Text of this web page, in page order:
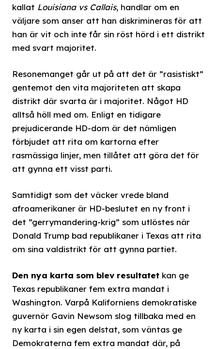
kallat Louisiana vs Callais, handlar om en
väljare som anser att han diskrimineras för att
han är vit och inte får sin röst hörd i ett distrikt
med svart majoritet.
Resonemanget går ut på att det är ”rasistiskt”
gentemot den vita majoriteten att skapa
distrikt där svarta är i majoritet. Något HD
alltså höll med om. Enligt en tidigare
prejudicerande HD-dom är det nämligen
förbjudet att rita om kartorna efter
rasmässiga linjer, men tillåtet att göra det för
att gynna ett visst parti.
Samtidigt som det väcker vrede bland
afroamerikaner är HD-beslutet en ny front i
det ”gerrymandering-krig” som utlöstes när
Donald Trump bad republikaner i Texas att rita
om sina valdistrikt för att gynna partiet.
Den nya karta som blev resultatet kan ge
Texas republikaner fem extra mandat i
Washington. Varpå Kaliforniens demokratiske
guvernör Gavin Newsom slog tillbaka med en
ny karta i sin egen delstat, som väntas ge
Demokraterna fem extra mandat där, på